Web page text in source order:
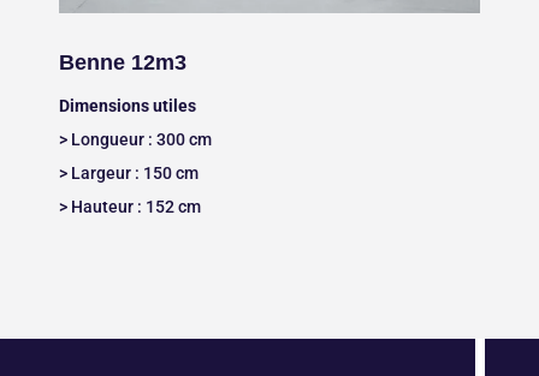
Benne 12m3
Dimensions utiles
> Longueur : 300 cm
> Largeur : 150 cm
> Hauteur : 152 cm